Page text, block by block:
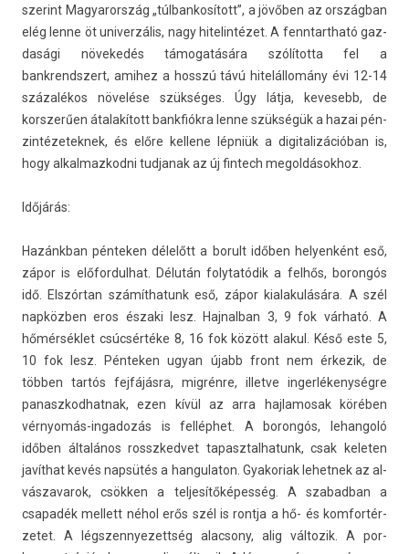
szerint Magyarország „túl­bankosított”, a jövőben az országban
elég lenne öt uni­ver­zális, nagy hitelin­tézet. A fenntartható gaz­
dasági növekedés támogatására szólította fel a
bankrendszert, amihez a hosszú távú hitelállomány évi 12-14
százalékos növelése szükséges. Úgy látja, kevesebb, de
korszerű­en átalakított bankfiók­ra lenne szükségük a hazai pén­
zintézetek­nek, és előre kel­lene lépniük a di­gitalizációban is,
hogy al­kal­mazkod­ni tud­janak az új fin­tech megol­dások­hoz.
Időjárás:
Hazánkban pén­tek­en délelőtt a borult időben helyen­ként eső,
zápor is előfor­dulhat. Délután folytatódik a felhős, boron­gós
idő. Elszórtan számít­hatunk eső, zápor kialakulására. A szél
napközben eros északi lesz. Haj­nalban 3, 9 fok várható. A
hőmérséklet csúcsértéke 8, 16 fok között al­akul. Késő este 5,
10 fok lesz. Pén­tek­en ugyan újabb front nem érkezik, de
többen tartós fejfájásra, migrénre, il­let­ve in­ger­lékenység­re
panaszkod­hatnak, ezen kívül az arra haj­lamosak körében
vérnyomás-ingadozás is felléphet. A boron­gós, lehan­goló
időben általános rosszked­vet tapasztal­hatunk, csak kelet­en
javíthat kevés napsütés a han­gulaton. Gyakoriak lehet­nek az al­
vás­zavarok, csökken a tel­jesítőképes­ség. A szabad­ban a
csapadék mel­lett néhol erős szél is rontja a hő- és kom­fortér­
zetet. A légszen­nyezettség al­ac­sony, alig vál­tozik. A por­